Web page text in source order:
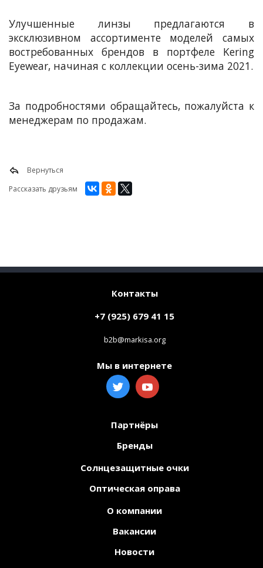
Улучшенные линзы предлагаются в
эксклюзивном ассортименте моделей самых
востребованных брендов в портфеле Kering
Eyewear, начиная с коллекции осень-зима 2021.
За подробностями обращайтесь, пожалуйста к
менеджерам по продажам.
Вернуться
Рассказать друзьям
Контакты
+7 (925) 679 41 15
b2b@markisa.org
Мы в интернете
Партнёры
Бренды
Солнцезащитные очки
Оптическая оправа
О компании
Вакансии
Новости